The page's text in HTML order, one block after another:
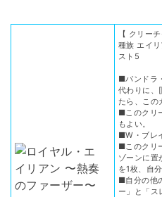
【 クリーチ
種族 エイ
スト5
■パンドラ
代わりに、
たら、この
■このクリ
もよい。
■W・ブレ
■このクリ
ゾーンに置
を1枚、自
■自分の他
ー」と「ス